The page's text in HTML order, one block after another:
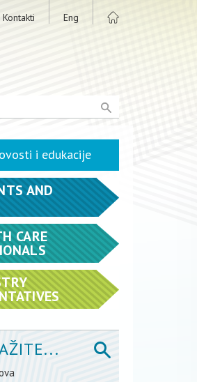
Kontakti Eng
i edukacije
AND
CARE